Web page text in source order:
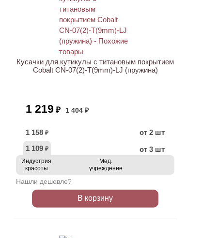
Кусачки для кутикулы с титановым покрытием
Cobalt CN-07(2)-T(9mm)-LJ (пружина)
1 219 ₽ 1 404 ₽
1 158 ₽
от 2 шт
1 109 ₽ от 3 шт
Индустрия
красоты
Мед.
учреждение
Нашли дешевле?
В корзину